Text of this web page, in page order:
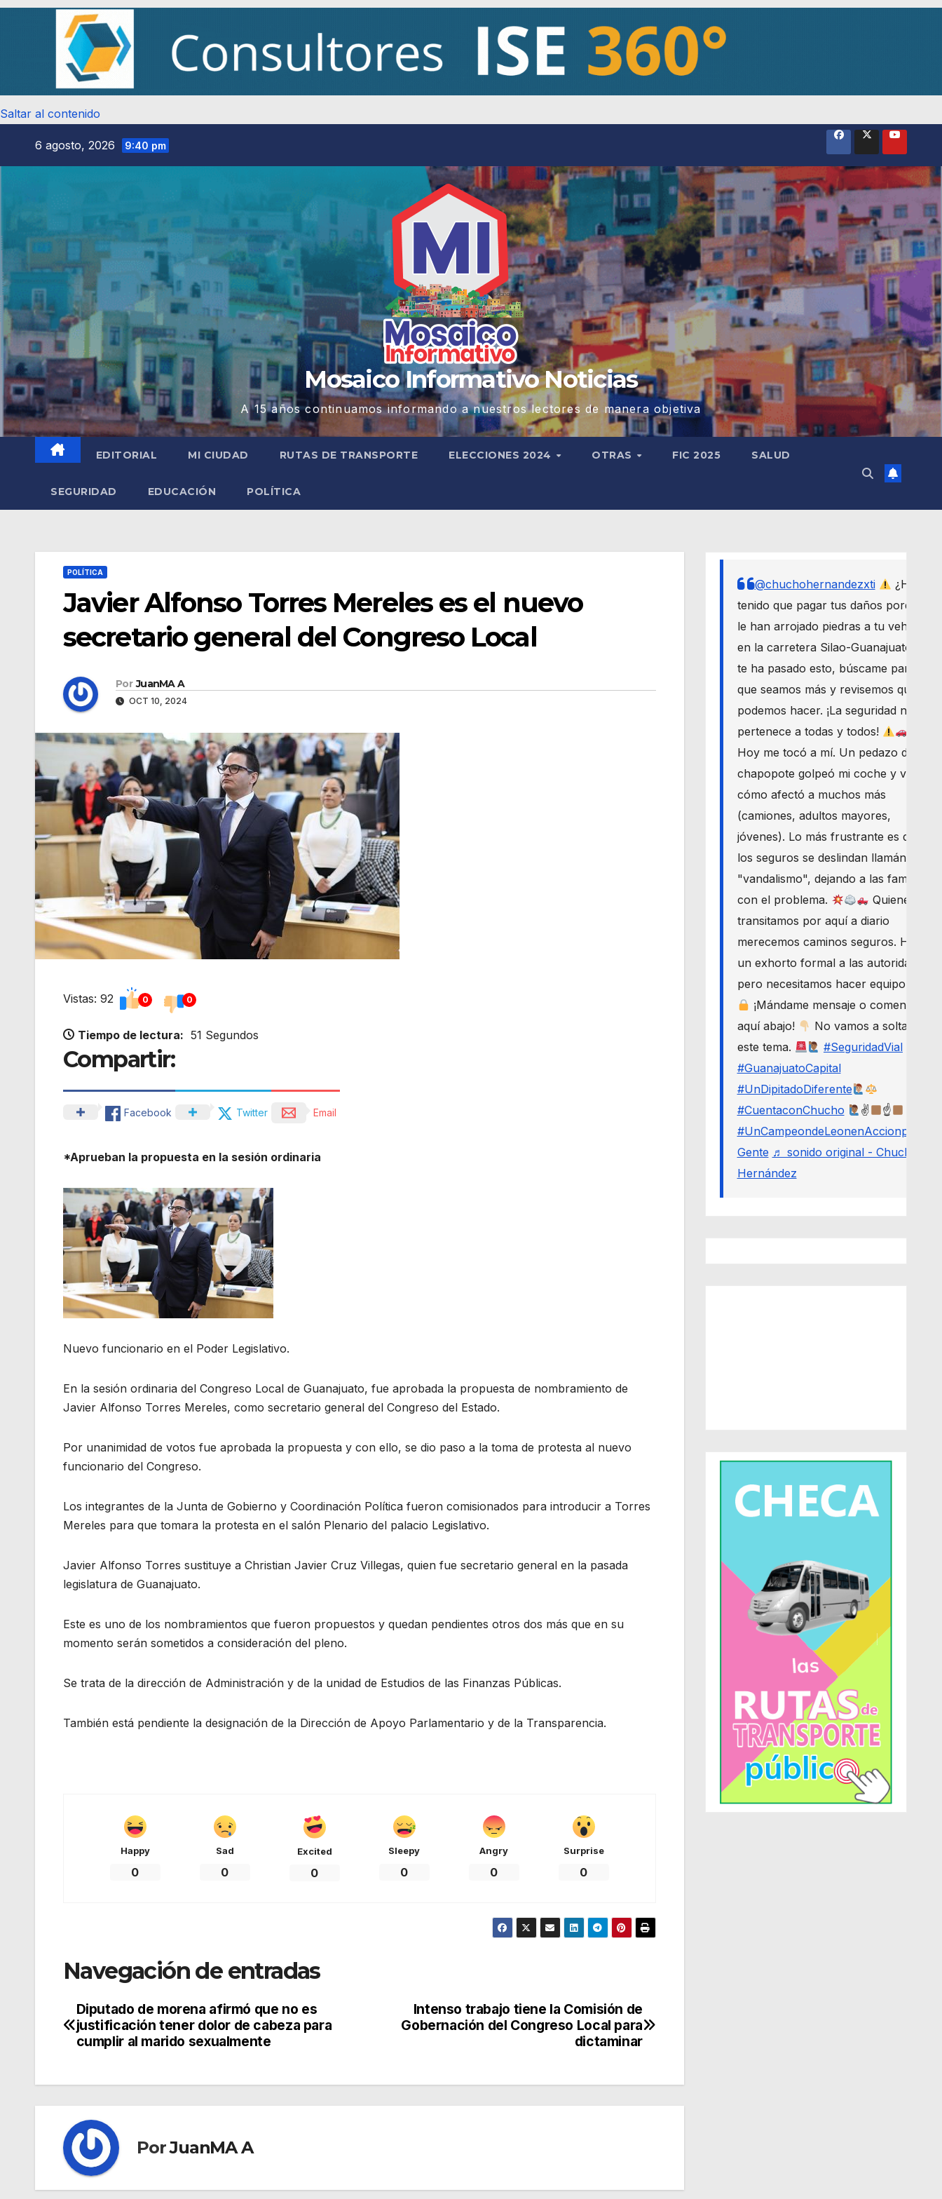
Saltar al contenido
6 agosto, 2026 9:40 pm
Mosaico Informativo Noticias
A 15 años continuamos informando a nuestros lectores de manera objetiva
EDITORIAL MI CIUDAD RUTAS DE TRANSPORTE ELECCIONES 2024 OTRAS FIC 2025 SALUD
SEGURIDAD EDUCACIÓN POLÍTICA
POLÍTICA
Javier Alfonso Torres Mereles es el nuevo
secretario general del Congreso Local
Por JuanMA A
OCT 10, 2024
Vistas: 92 0 0
Tiempo de lectura: 51 Segundos
Compartir:
Facebook Twitter Email
*Aprueban la propuesta en la sesión ordinaria
Nuevo funcionario en el Poder Legislativo.
En la sesión ordinaria del Congreso Local de Guanajuato, fue aprobada la propuesta de nombramiento de
Javier Alfonso Torres Mereles, como secretario general del Congreso del Estado.
Por unanimidad de votos fue aprobada la propuesta y con ello, se dio paso a la toma de protesta al nuevo
funcionario del Congreso.
Los integrantes de la Junta de Gobierno y Coordinación Política fueron comisionados para introducir a Torres
Mereles para que tomara la protesta en el salón Plenario del palacio Legislativo.
Javier Alfonso Torres sustituye a Christian Javier Cruz Villegas, quien fue secretario general en la pasada
legislatura de Guanajuato.
Este es uno de los nombramientos que fueron propuestos y quedan pendientes otros dos más que en su
momento serán sometidos a consideración del pleno.
Se trata de la dirección de Administración y de la unidad de Estudios de las Finanzas Públicas.
También está pendiente la designación de la Dirección de Apoyo Parlamentario y de la Transparencia.
Happy
0
Sad
0
Excited
0
Sleepy
0
Angry
0
Surprise
0
Navegación de entradas
Intenso trabajo tiene la Comisión de
Gobernación del Congreso Local para
dictaminar
Diputado de morena afirmó que no es
justificación tener dolor de cabeza para
cumplir al marido sexualmente
PorJuanMA A
@chuchohernandezxti
¿Has
tenido que pagar tus daños porque
le han arrojado piedras a tu vehículo
en la carretera Silao-Guanajuato? Si
te ha pasado esto, búscame para
que seamos más y revisemos qué
podemos hacer. ¡La seguridad nos
pertenece a todas y todos!
Hoy me tocó a mí. Un pedazo de
chapopote golpeó mi coche y vi
cómo afectó a muchos más
(camiones, adultos mayores,
jóvenes). Lo más frustrante es que
los seguros se deslindan llamándolo
"vandalismo", dejando a las familias
con el problema.
Quienes
transitamos por aquí a diario
merecemos caminos seguros. Haré
un exhorto formal a las autoridades,
pero necesitamos hacer equipo.
¡Mándame mensaje o comenta
aquí abajo!
No vamos a soltar
este tema.
#SeguridadVial
#GuanajuatoCapital
#UnDipitadoDiferente
#CuentaconChucho
✌
☝
#UnCampeondeLeonenAccionporLa
Gente ♬ sonido original - Chucho
Hernández